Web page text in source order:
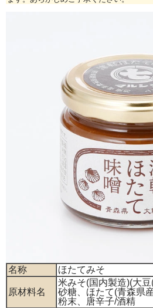
名称 ほたてみそ
原材料名
米みそ(国内製造)(大豆
砂糖、ほたて(青森県
粉末、唐辛子/酒精